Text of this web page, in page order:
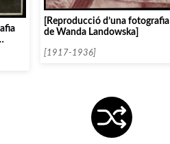
[Reproducció d’una fotografia
de Wanda Landowska]
[1917-1936]